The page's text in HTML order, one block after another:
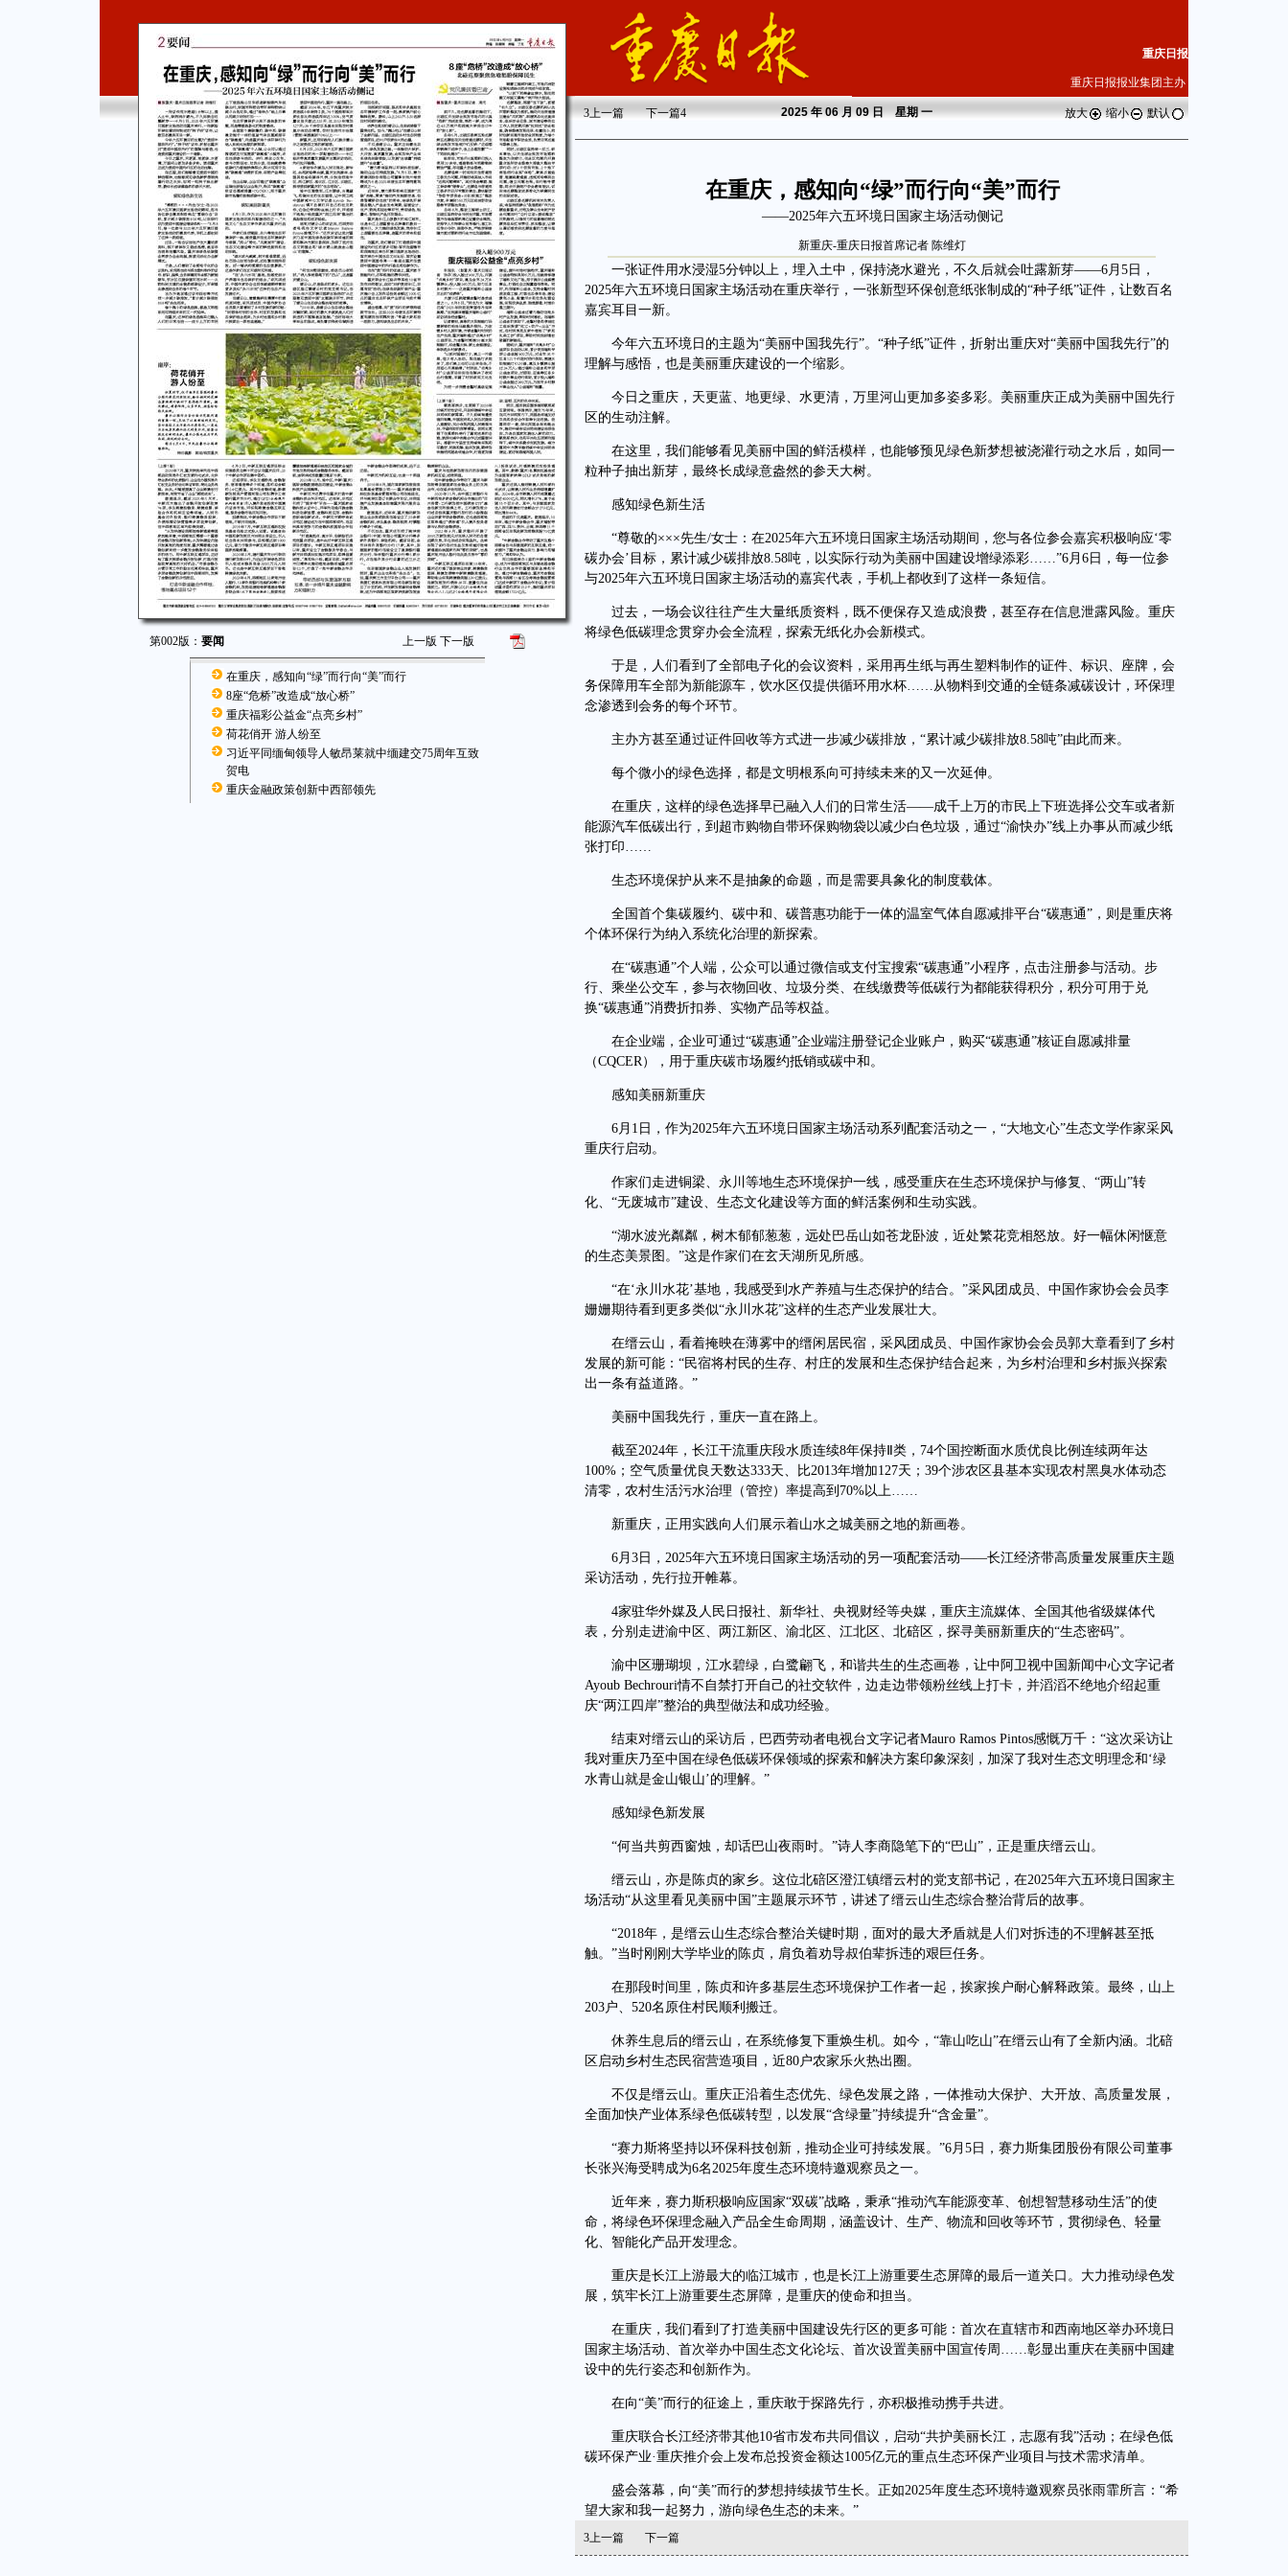
第002版： 要闻 上一版 下一版
在重庆，感知向“绿”而行向“美”而行
8座“危桥”改造成“放心桥”
重庆福彩公益金“点亮乡村”
荷花俏开 游人纷至
习近平同缅甸领导人敏昂莱就中缅建交75周年互致
贺电
重庆金融政策创新中西部领先
重庆日报
重庆日报报业集团主办
3上一篇 下一篇4 2025年 06 月 09 日 星期一 放大 缩小 默认
在重庆，感知向“绿”而行向“美”而行
——2025年六五环境日国家主场活动侧记
新重庆-重庆日报首席记者 陈维灯
一张证件用水浸湿5分钟以上，埋入土中，保持浇水避光，不久后就会吐露新芽——6月5日，
2025年六五环境日国家主场活动在重庆举行，一张新型环保创意纸张制成的“种子纸”证件，让数百名
嘉宾耳目一新。
今年六五环境日的主题为“美丽中国我先行”。“种子纸”证件，折射出重庆对“美丽中国我先行”的
理解与感悟，也是美丽重庆建设的一个缩影。
今日之重庆，天更蓝、地更绿、水更清，万里河山更加多姿多彩。美丽重庆正成为美丽中国先行
区的生动注解。
在这里，我们能够看见美丽中国的鲜活模样，也能够预见绿色新梦想被浇灌行动之水后，如同一
粒种子抽出新芽，最终长成绿意盎然的参天大树。
感知绿色新生活
“尊敬的×××先生/女士：在2025年六五环境日国家主场活动期间，您与各位参会嘉宾积极响应‘零
碳办会’目标，累计减少碳排放8.58吨，以实际行动为美丽中国建设增绿添彩……”6月6日，每一位参
与2025年六五环境日国家主场活动的嘉宾代表，手机上都收到了这样一条短信。
过去，一场会议往往产生大量纸质资料，既不便保存又造成浪费，甚至存在信息泄露风险。重庆
将绿色低碳理念贯穿办会全流程，探索无纸化办会新模式。
于是，人们看到了全部电子化的会议资料，采用再生纸与再生塑料制作的证件、标识、座牌，会
务保障用车全部为新能源车，饮水区仅提供循环用水杯……从物料到交通的全链条减碳设计，环保理
念渗透到会务的每个环节。
主办方甚至通过证件回收等方式进一步减少碳排放，“累计减少碳排放8.58吨”由此而来。
每个微小的绿色选择，都是文明根系向可持续未来的又一次延伸。
在重庆，这样的绿色选择早已融入人们的日常生活——成千上万的市民上下班选择公交车或者新
能源汽车低碳出行，到超市购物自带环保购物袋以减少白色垃圾，通过“渝快办”线上办事从而减少纸
张打印……
生态环境保护从来不是抽象的命题，而是需要具象化的制度载体。
全国首个集碳履约、碳中和、碳普惠功能于一体的温室气体自愿减排平台“碳惠通”，则是重庆将
个体环保行为纳入系统化治理的新探索。
在“碳惠通”个人端，公众可以通过微信或支付宝搜索“碳惠通”小程序，点击注册参与活动。步
行、乘坐公交车，参与衣物回收、垃圾分类、在线缴费等低碳行为都能获得积分，积分可用于兑
换“碳惠通”消费折扣券、实物产品等权益。
在企业端，企业可通过“碳惠通”企业端注册登记企业账户，购买“碳惠通”核证自愿减排量
（CQCER），用于重庆碳市场履约抵销或碳中和。
感知美丽新重庆
6月1日，作为2025年六五环境日国家主场活动系列配套活动之一，“大地文心”生态文学作家采风
重庆行启动。
作家们走进铜梁、永川等地生态环境保护一线，感受重庆在生态环境保护与修复、“两山”转
化、“无废城市”建设、生态文化建设等方面的鲜活案例和生动实践。
“湖水波光粼粼，树木郁郁葱葱，远处巴岳山如苍龙卧波，近处繁花竞相怒放。好一幅休闲惬意
的生态美景图。”这是作家们在玄天湖所见所感。
“在‘永川水花’基地，我感受到水产养殖与生态保护的结合。”采风团成员、中国作家协会会员李
姗姗期待看到更多类似“永川水花”这样的生态产业发展壮大。
在缙云山，看着掩映在薄雾中的缙闲居民宿，采风团成员、中国作家协会会员郭大章看到了乡村
发展的新可能：“民宿将村民的生存、村庄的发展和生态保护结合起来，为乡村治理和乡村振兴探索
出一条有益道路。”
美丽中国我先行，重庆一直在路上。
截至2024年，长江干流重庆段水质连续8年保持Ⅱ类，74个国控断面水质优良比例连续两年达
100%；空气质量优良天数达333天、比2013年增加127天；39个涉农区县基本实现农村黑臭水体动态
清零，农村生活污水治理（管控）率提高到70%以上……
新重庆，正用实践向人们展示着山水之城美丽之地的新画卷。
6月3日，2025年六五环境日国家主场活动的另一项配套活动——长江经济带高质量发展重庆主题
采访活动，先行拉开帷幕。
4家驻华外媒及人民日报社、新华社、央视财经等央媒，重庆主流媒体、全国其他省级媒体代
表，分别走进渝中区、两江新区、渝北区、江北区、北碚区，探寻美丽新重庆的“生态密码”。
渝中区珊瑚坝，江水碧绿，白鹭翩飞，和谐共生的生态画卷，让中阿卫视中国新闻中心文字记者
Ayoub Bechrouri情不自禁打开自己的社交软件，边走边带领粉丝线上打卡，并滔滔不绝地介绍起重
庆“两江四岸”整治的典型做法和成功经验。
结束对缙云山的采访后，巴西劳动者电视台文字记者Mauro Ramos Pintos感慨万千：“这次采访让
我对重庆乃至中国在绿色低碳环保领域的探索和解决方案印象深刻，加深了我对生态文明理念和‘绿
水青山就是金山银山’的理解。”
感知绿色新发展
“何当共剪西窗烛，却话巴山夜雨时。”诗人李商隐笔下的“巴山”，正是重庆缙云山。
缙云山，亦是陈贞的家乡。这位北碚区澄江镇缙云村的党支部书记，在2025年六五环境日国家主
场活动“从这里看见美丽中国”主题展示环节，讲述了缙云山生态综合整治背后的故事。
“2018年，是缙云山生态综合整治关键时期，面对的最大矛盾就是人们对拆违的不理解甚至抵
触。”当时刚刚大学毕业的陈贞，肩负着劝导叔伯辈拆违的艰巨任务。
在那段时间里，陈贞和许多基层生态环境保护工作者一起，挨家挨户耐心解释政策。最终，山上
203户、520名原住村民顺利搬迁。
休养生息后的缙云山，在系统修复下重焕生机。如今，“靠山吃山”在缙云山有了全新内涵。北碚
区启动乡村生态民宿营造项目，近80户农家乐火热出圈。
不仅是缙云山。重庆正沿着生态优先、绿色发展之路，一体推动大保护、大开放、高质量发展，
全面加快产业体系绿色低碳转型，以发展“含绿量”持续提升“含金量”。
“赛力斯将坚持以环保科技创新，推动企业可持续发展。”6月5日，赛力斯集团股份有限公司董事
长张兴海受聘成为6名2025年度生态环境特邀观察员之一。
近年来，赛力斯积极响应国家“双碳”战略，秉承“推动汽车能源变革、创想智慧移动生活”的使
命，将绿色环保理念融入产品全生命周期，涵盖设计、生产、物流和回收等环节，贯彻绿色、轻量
化、智能化产品开发理念。
重庆是长江上游最大的临江城市，也是长江上游重要生态屏障的最后一道关口。大力推动绿色发
展，筑牢长江上游重要生态屏障，是重庆的使命和担当。
在重庆，我们看到了打造美丽中国建设先行区的更多可能：首次在直辖市和西南地区举办环境日
国家主场活动、首次举办中国生态文化论坛、首次设置美丽中国宣传周……彰显出重庆在美丽中国建
设中的先行姿态和创新作为。
在向“美”而行的征途上，重庆敢于探路先行，亦积极推动携手共进。
重庆联合长江经济带其他10省市发布共同倡议，启动“共护美丽长江，志愿有我”活动；在绿色低
碳环保产业·重庆推介会上发布总投资金额达1005亿元的重点生态环保产业项目与技术需求清单。
盛会落幕，向“美”而行的梦想持续拔节生长。正如2025年度生态环境特邀观察员张雨霏所言：“希
望大家和我一起努力，游向绿色生态的未来。”
3上一篇 下一篇